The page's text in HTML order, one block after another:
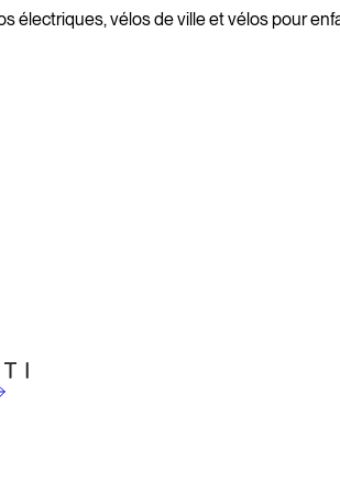
électriques, vélos de ville et vélos pour